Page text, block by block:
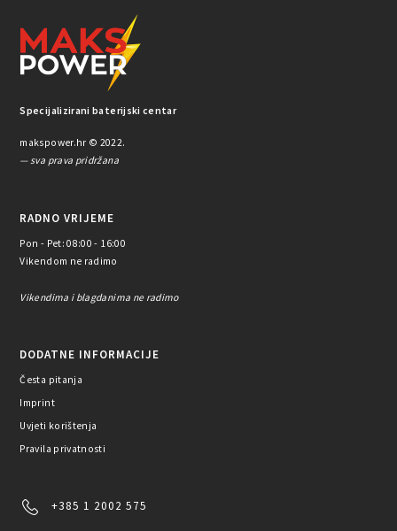
Specijalizirani baterijski centar
makspower.hr © 2022.
— sva prava pridržana
RADNO VRIJEME
Pon - Pet: 08:00 - 16:00
Vikendom ne radimo
Vikendima i blagdanima ne radimo
DODATNE INFORMACIJE
Česta pitanja
Imprint
Uvjeti korištenja
Pravila privatnosti
+385 1 2002 575